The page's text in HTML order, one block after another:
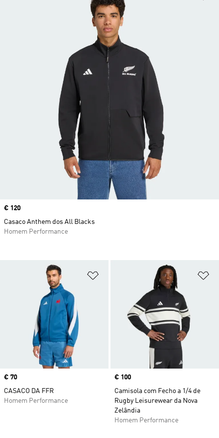
Adicionar à Lista de Desejos
Price
€ 70
CASACO DA FFR
Homem Performance
Price
€ 100
Camisola com Fecho a 1/4 de
Rugby Leisurewear da Nova
Zelândia
Homem Performance
Price
€ 120
Casaco Anthem dos All Blacks
Homem Performance